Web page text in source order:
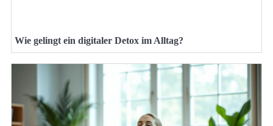
Wie gelingt ein digitaler Detox im Alltag?